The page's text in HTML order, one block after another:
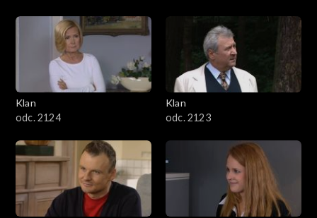
Klan
odc. 2124
Klan
odc. 2123